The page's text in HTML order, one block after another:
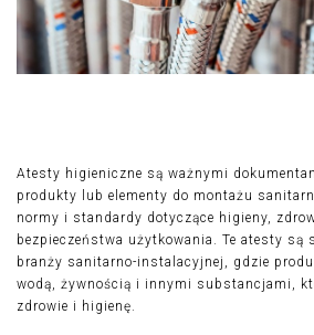
Atesty higieniczne są ważnymi
produkty lub elementy do montażu
normy i standardy dotyczące higieny,
bezpieczeństwa użytkowania. Te atesty są
branży sanitarno-instalacyjnej, gdzie
wodą, żywnością i innymi substancjami,
zdrowie i higienę.